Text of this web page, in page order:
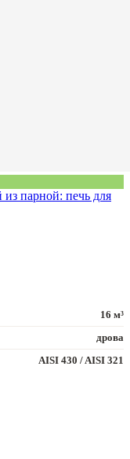
парной: печь для
16 м³
дрова
AISI 430 / AISI 321